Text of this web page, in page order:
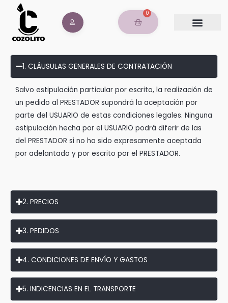
contenido
0
Carrito
1. CLÁUSULAS GENERALES DE CONTRATACIÓN
Salvo estipulación particular por escrito, la realización de
un pedido al PRESTADOR supondrá la aceptación por
parte del USUARIO de estas condiciones legales. Ninguna
estipulación hecha por el USUARIO podrá diferir de las
del PRESTADOR si no ha sido expresamente aceptada
por adelantado y por escrito por el PRESTADOR.
2. PRECIOS
3. PEDIDOS
4. CONDICIONES DE ENVÍO Y GASTOS
5. INDICENCIAS EN EL TRANSPORTE